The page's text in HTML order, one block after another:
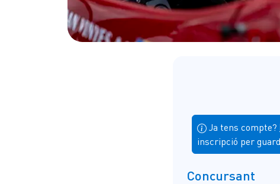
Ja tens compte?
inscripció per
Concursant